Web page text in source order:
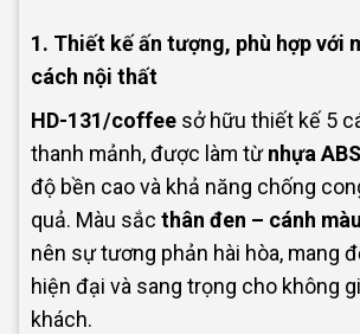
1. Thiết kế ấn tượng, phù hợp với
cách nội thất
HD-131/coffee sở hữu thiết kế 5
thanh mảnh, được làm từnhựa ABS
độ bền cao và khả năng chống
quả. Màu sắc thân đen – cánh
nên sự tương phản hài hòa, mang
hiện đại và sang trọng cho không
khách.